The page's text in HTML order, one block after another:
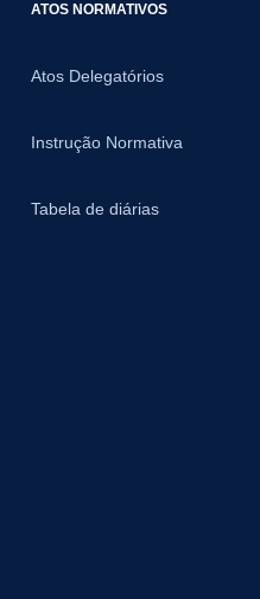
ATOS NORMATIVOS
Atos Delegatórios
Instrução Normativa
Tabela de diárias